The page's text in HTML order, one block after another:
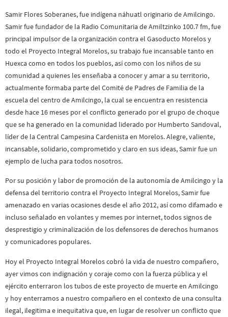
Samir Flores Soberanes, fue indígena náhuatl originario de Amilcingo.
Samir fue fundador de la Radio Comunitaria de Amiltzinko 100.7 fm, fue
principal impulsor de la organización contra el Gasoducto Morelos y
todo el Proyecto Integral Morelos, su trabajo fue incansable tanto en
Huexca como en todos los pueblos, así como con los niños de su
comunidad a quienes les enseñaba a conocer y amar a su territorio,
actualmente formaba parte del Comité de Padres de Familia de la
escuela del centro de Amilcingo, la cual se encuentra en resistencia
desde hace 16 meses por el conflicto generado por el grupo de choque
que se ha generado en la comunidad liderado por Humberto Sandoval,
líder de la Central Campesina Cardenista en Morelos. Alegre, valiente,
incansable, solidario, comprometido y claro en sus ideas, Samir fue un
ejemplo de lucha para todos nosotros.
Por su posición y labor de promoción de la autonomía de Amilcingo y la
defensa del territorio contra el Proyecto Integral Morelos, Samir fue
amenazado en varias ocasiones desde el año 2012, así como difamado e
incluso señalado en volantes y memes por internet, todos signos de
desprestigio y criminalización de los defensores de derechos humanos
y comunicadores populares.
Hoy el Proyecto Integral Morelos cobró la vida de nuestro compañero,
ayer vimos con indignación y coraje como con la fuerza pública y el
ejército enterraron los tubos de este proyecto de muerte en Amilcingo
y hoy enterramos a nuestro compañero en el contexto de una consulta
ilegal, ilegitima e inequitativa que, en lugar de resolver un conflicto que